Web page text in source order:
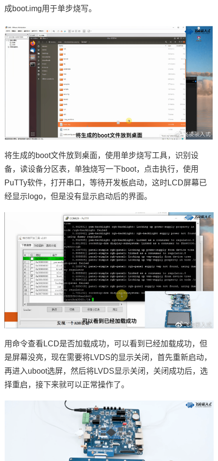
成boot.img用于单步烧写。
将生成的boot文件放到桌面，使用单步烧写工具，识别设
备，读设备分区表，单独烧写一下boot，点击执行，使用
PuTTy软件，打开串口，等待开发板启动，这时LCD屏幕已
经显示logo，但是没有显示启动后的界面。
用命令查看LCD是否加载成功，可以看到已经加载成功，但
是屏幕没亮，现在需要将LVDS的显示关闭，首先重新启动，
再进入uboot选屏，然后将LVDS显示关闭，关闭成功后，选
择重启，接下来就可以正常操作了。